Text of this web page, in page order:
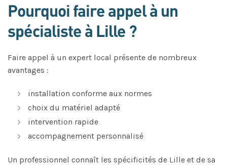
Pourquoi faire appel à un
spécialiste à Lille ?
Faire appel à un expert local présente de nombreux
avantages :
installation conforme aux normes
choix du matériel adapté
intervention rapide
accompagnement personnalisé
Un professionnel connaît les spécificités de Lille et de sa